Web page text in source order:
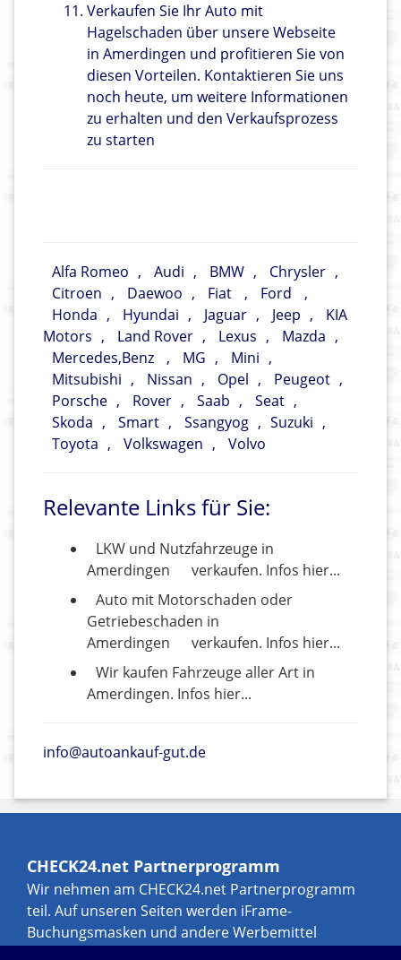
Verkaufen Sie Ihr Auto mit
Hagelschaden über unsere Webseite
in Amerdingen und profitieren Sie von
diesen Vorteilen. Kontaktieren Sie uns
noch heute, um weitere Informationen
zu erhalten und den Verkaufsprozess
zu starten
Alfa Romeo , Audi , BMW , Chrysler ,
Citroen , Daewoo , Fiat , Ford
,
Honda , Hyundai , Jaguar , Jeep ,
KIA
Motors , Land Rover , Lexus , Mazda ,
Mercedes,Benz
, MG , Mini ,
Mitsubishi , Nissan , Opel , Peugeot ,
Porsche , Rover , Saab , Seat ,
Skoda , Smart , Ssangyog , Suzuki ,
Toyota , Volkswagen , Volvo
Relevante Links für Sie:
LKW und Nutzfahrzeuge in
Amerdingen
verkaufen. Infos hier...
Auto mit Motorschaden oder
Getriebeschaden in
Amerdingen
verkaufen. Infos hier...
Wir kaufen Fahrzeuge aller Art in
Amerdingen. Infos hier...
info@autoankauf-gut.de
CHECK24.net Partnerprogramm
Wir nehmen am CHECK24.net Partnerprogramm
teil. Auf unseren Seiten werden iFrame-
Buchungsmasken und andere Werbemittel